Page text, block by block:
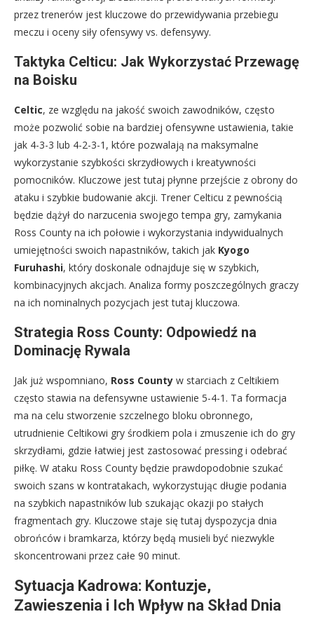
przez trenerów jest kluczowe do przewidywania przebiegu
meczu i oceny siły ofensywy vs. defensywy.
Taktyka Celticu: Jak Wykorzystać Przewagę
na Boisku
Celtic, ze względu na jakość swoich zawodników, często
może pozwolić sobie na bardziej ofensywne ustawienia, takie
jak 4-3-3 lub 4-2-3-1, które pozwalają na maksymalne
wykorzystanie szybkości skrzydłowych i kreatywności
pomocników. Kluczowe jest tutaj płynne przejście z obrony do
ataku i szybkie budowanie akcji. Trener Celticu z pewnością
będzie dążył do narzucenia swojego tempa gry, zamykania
Ross County na ich połowie i wykorzystania indywidualnych
umiejętności swoich napastników, takich jak Kyogo
Furuhashi, który doskonale odnajduje się w szybkich,
kombinacyjnych akcjach. Analiza formy poszczególnych graczy
na ich nominalnych pozycjach jest tutaj kluczowa.
Strategia Ross County: Odpowiedź na
Dominację Rywala
Jak już wspomniano, Ross County w starciach z Celtikiem
często stawia na defensywne ustawienie 5-4-1. Ta formacja
ma na celu stworzenie szczelnego bloku obronnego,
utrudnienie Celtikowi gry środkiem pola i zmuszenie ich do gry
skrzydłami, gdzie łatwiej jest zastosować pressing i odebrać
piłkę. W ataku Ross County będzie prawdopodobnie szukać
swoich szans w kontratakach, wykorzystując długie podania
na szybkich napastników lub szukając okazji po stałych
fragmentach gry. Kluczowe staje się tutaj dyspozycja dnia
obrońców i bramkarza, którzy będą musieli być niezwykle
skoncentrowani przez całe 90 minut.
Sytuacja Kadrowa: Kontuzje,
Zawieszenia i Ich Wpływ na Skład Dnia